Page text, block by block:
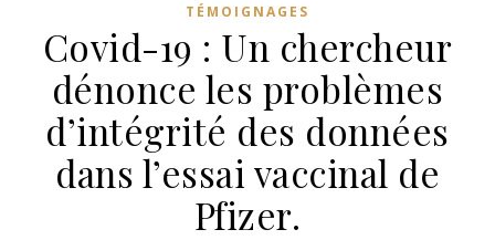
TÉMOIGNAGES
Covid-19 : Un chercheur
dénonce les problèmes
d’intégrité des données
dans l’essai vaccinal de
Pfizer.